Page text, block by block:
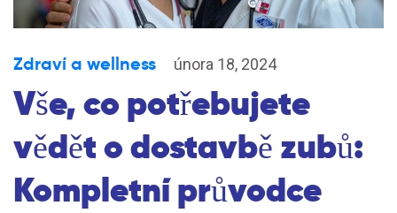
Zdraví a wellness února 18, 2024
Vše, co potřebujete
vědět o dostavbě zubů:
Kompletní průvodce